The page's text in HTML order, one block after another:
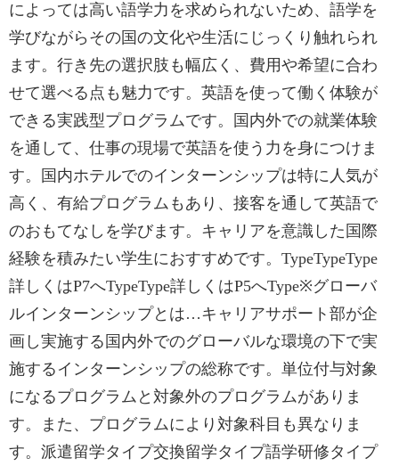
によっては高い語学力を求められないため、語学を
学びながらその国の文化や生活にじっくり触れられ
ます。行き先の選択肢も幅広く、費用や希望に合わ
せて選べる点も魅力です。英語を使って働く体験が
できる実践型プログラムです。国内外での就業体験
を通して、仕事の現場で英語を使う力を身につけま
す。国内ホテルでのインターンシップは特に人気が
高く、有給プログラムもあり、接客を通して英語で
のおもてなしを学びます。キャリアを意識した国際
経験を積みたい学生におすすめです。TypeTypeType
詳しくはP7へTypeType詳しくはP5へType※グローバ
ルインターンシップとは…キャリアサポート部が企
画し実施する国内外でのグローバルな環境の下で実
施するインターンシップの総称です。単位付与対象
になるプログラムと対象外のプログラムがありま
す。また、プログラムにより対象科目も異なりま
す。派遣留学タイプ交換留学タイプ語学研修タイプ